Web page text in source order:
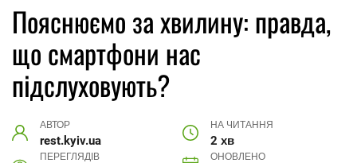
Пояснюємо за хвилину: правда,
що смартфони нас
підслуховують?
АВТОР
rest.kyiv.ua
НА ЧИТАННЯ
2 хв
ПЕРЕГЛЯДІВ ОНОВЛЕНО